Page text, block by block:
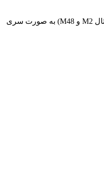
در سیستم واحد نامگذاری (UNS)، گریدهای نوع تنگستنی (برای مثال T1 و T15) به صورت سری T120XX نامگذاری می شوند. همچنین در حالیکه گریدهای نوع مولیبدنی (برای مثال M2 و M48) به صورت سری